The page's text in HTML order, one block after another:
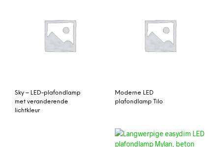
Sky – LED-plafondlamp
met veranderende
lichtkleur
Moderne LED
plafondlamp Tilo